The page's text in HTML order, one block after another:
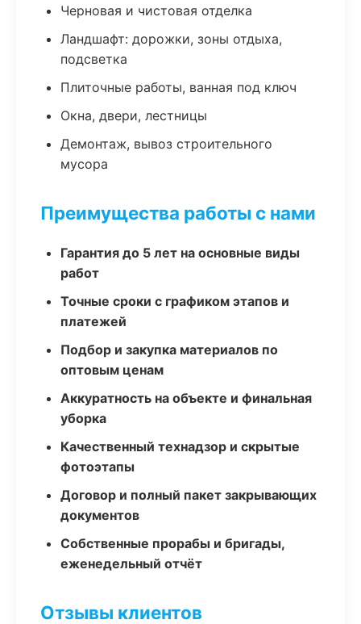
Черновая и чистовая отделка
Ландшафт: дорожки, зоны отдыха,
подсветка
Плиточные работы, ванная под ключ
Окна, двери, лестницы
Демонтаж, вывоз строительного
мусора
Преимущества работы с нами
Гарантия до 5 лет на основные виды
работ
Точные сроки с графиком этапов и
платежей
Подбор и закупка материалов по
оптовым ценам
Аккуратность на объекте и финальная
уборка
Качественный технадзор и скрытые
фотоэтапы
Договор и полный пакет закрывающих
документов
Собственные прорабы и бригады,
еженедельный отчёт
Отзывы клиентов